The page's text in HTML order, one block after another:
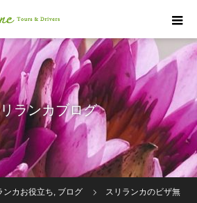
ランカブログ
ンカお役立ち, ブログ スリランカのビザ無